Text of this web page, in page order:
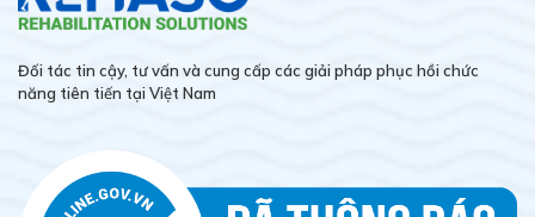
Đối tác tin cậy, tư vấn và cung cấp các giải pháp phục hồi chức
năng tiên tiến tại Việt Nam